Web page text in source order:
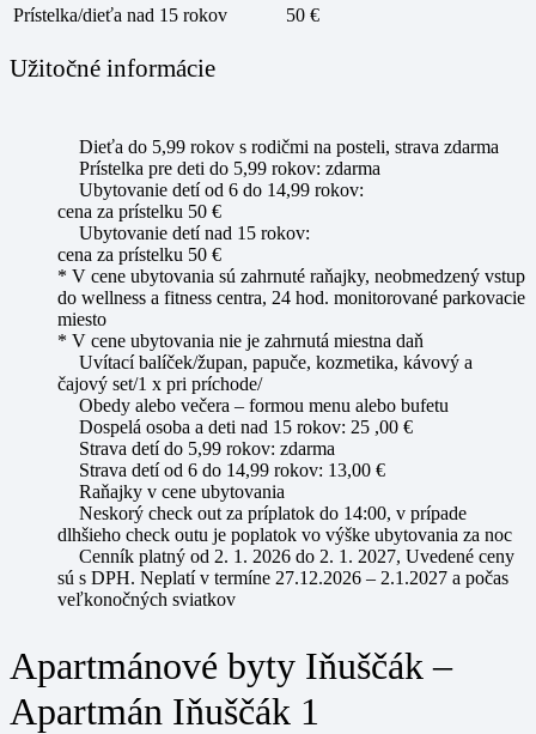
Prístelka/dieťa nad 15 rokov 50 €
Užitočné informácie
Dieťa do 5,99 rokov s rodičmi na posteli, strava zdarma
Prístelka pre deti do 5,99 rokov: zdarma
Ubytovanie detí od 6 do 14,99 rokov:
cena za prístelku 50 €
Ubytovanie detí nad 15 rokov:
cena za prístelku 50 €
* V cene ubytovania sú zahrnuté raňajky, neobmedzený vstup
do wellness a fitness centra, 24 hod. monitorované parkovacie
miesto
* V cene ubytovania nie je zahrnutá miestna daň
Uvítací balíček/župan, papuče, kozmetika, kávový a
čajový set/1 x pri príchode/
Obedy alebo večera – formou menu alebo bufetu
Dospelá osoba a deti nad 15 rokov: 25 ,00 €
Strava detí do 5,99 rokov: zdarma
Strava detí od 6 do 14,99 rokov: 13,00 €
Raňajky v cene ubytovania
Neskorý check out za príplatok do 14:00, v prípade
dlhšieho check outu je poplatok vo výške ubytovania za noc
Cenník platný od 2. 1. 2026 do 2. 1. 2027, Uvedené ceny
sú s DPH. Neplatí v termíne 27.12.2026 – 2.1.2027 a počas
veľkonočných sviatkov
Apartmánové byty Iňuščák –
Apartmán Iňuščák 1